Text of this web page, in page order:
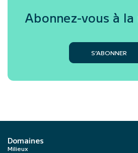
Abonnez-vous à la
S’ABONNER
Domaines
Milieux